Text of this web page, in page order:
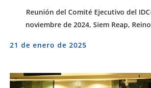
Reunión del Comité Ejecutivo del
noviembre de 2024, Siem Reap,
21 de enero de 2025